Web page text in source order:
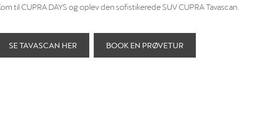
til CUPRA DAYS og oplev den sofistikerede SUV CUPRA Tavascan.
SE TAVASCAN HER BOOK EN PRØVETUR